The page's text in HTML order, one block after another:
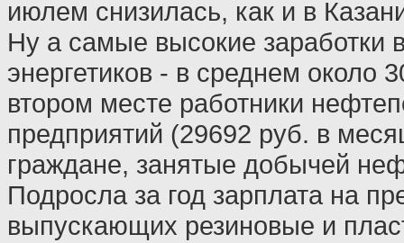
июлем снизилась, как и в
Ну а самые высокие заработки
энергетиков - в среднем около
втором месте работники
предприятий (29692 руб. в
граждане, занятые добычей
Подросла за год зарплата на
выпускающих резиновые и